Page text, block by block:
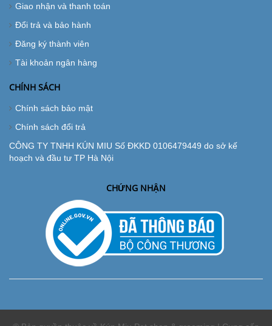
Giao nhận và thanh toán
Đổi trả và bảo hành
Đăng ký thành viên
Tài khoản ngân hàng
CHÍNH SÁCH
Chính sách bảo mật
Chính sách đổi trả
CÔNG TY TNHH KÚN MIU Số ĐKKD 0106479449 do sở kế
hoạch và đầu tư TP Hà Nội
CHỨNG NHẬN